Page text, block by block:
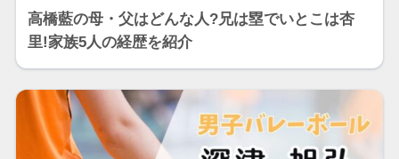
高橋藍の母・父はどんな人?兄は塁でいとこは杏
里!家族5人の経歴を紹介